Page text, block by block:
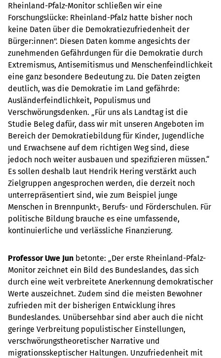
Rheinland-Pfalz-Monitor schließen wir eine
Forschungslücke: Rheinland-Pfalz hatte bisher noch
keine Daten über die Demokratiezufriedenheit der
Bürger:innen". Diesen Daten komme angesichts der
zunehmenden Gefährdungen für die Demokratie durch
Extremismus, Antisemitismus und Menschenfeindlichkeit
eine ganz besondere Bedeutung zu. Die Daten zeigten
deutlich, was die Demokratie im Land gefährde:
Ausländerfeindlichkeit, Populismus und
Verschwörungsdenken. „Für uns als Landtag ist die
Studie Beleg dafür, dass wir mit unseren Angeboten im
Bereich der Demokratiebildung für Kinder, Jugendliche
und Erwachsene auf dem richtigen Weg sind, diese
jedoch noch weiter ausbauen und spezifizieren müssen.“
Es sollen deshalb laut Hendrik Hering verstärkt auch
Zielgruppen angesprochen werden, die derzeit noch
unterrepräsentiert sind, wie zum Beispiel junge
Menschen in Brennpunkt-, Berufs- und Förderschulen. Für
politische Bildung brauche es eine umfassende,
kontinuierliche und verlässliche Finanzierung.
Professor Uwe Jun betonte: „Der erste Rheinland-Pfalz-
Monitor zeichnet ein Bild des Bundeslandes, das sich
durch eine weit verbreitete Anerkennung demokratischer
Werte auszeichnet. Zudem sind die meisten Bewohner
zufrieden mit der bisherigen Entwicklung ihres
Bundeslandes. Unübersehbar sind aber auch die nicht
geringe Verbreitung populistischer Einstellungen,
verschwörungstheoretischer Narrative und
migrationsskeptischer Haltungen. Unzufriedenheit mit